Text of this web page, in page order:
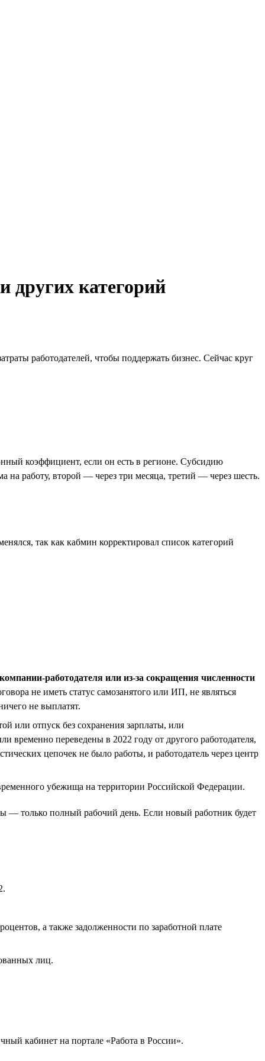
других категорий
работодателей, чтобы поддержать бизнес. Сейчас круг
коэффициент, если он есть в регионе. Субсидию
на работу, второй — через три месяца, третий — через шесть.
так как кабмин корректировал список категорий
работодателя или из-за сокращения численности
не иметь статус самозанятого или ИП, не являться
не выплатят.
или отпуск без сохранения зарплаты, или
временно переведены в 2022 году от другого работодателя,
цепочек не было работы, и работодатель через центр
убежища на территории Российской Федерации.
— только полный рабочий день. Если новый работник будет
а также задолженности по заработной плате
лиц.
кабинет на портале «Работа в России».